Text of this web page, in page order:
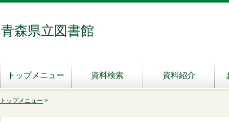
青森県立図書館
トップメニュー 資料検索 資料紹介
トップメニュー >